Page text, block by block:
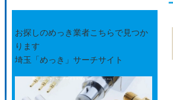
お探しのめっき業者こちらで見つか
ります
埼玉「めっき」サーチサイト